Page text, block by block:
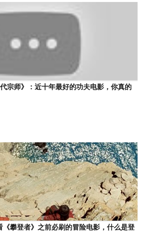
宗师》：近十年最好的功夫电影，你真的
《攀登者》之前必刷的冒险电影，什么是登